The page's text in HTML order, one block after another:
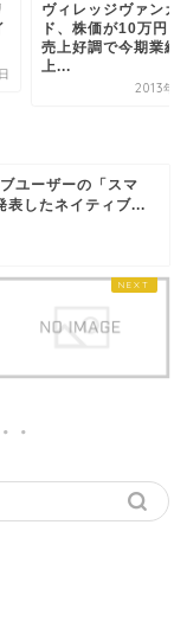
ヴィレッジヴァンガ
ド、株価が10万円回
売上好調で今期業績
上...
2013年1
ユーザーの「スマ
表したネイティブ...